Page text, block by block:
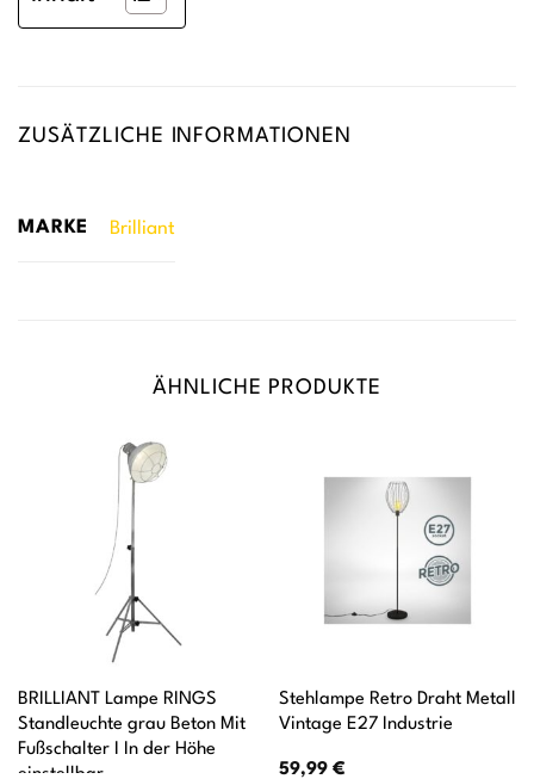
ZUSÄTZLICHE INFORMATIONEN
MARKE Brilliant
ÄHNLICHE PRODUKTE
BRILLIANT Lampe RINGS
Standleuchte grau Beton Mit
Fußschalter I In der Höhe
einstellbar
Stehlampe Retro Draht Metall
Vintage E27 Industrie
59,99 €